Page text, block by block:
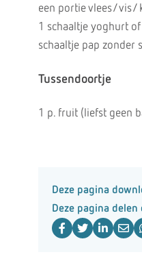
een portie vlees/ vis/
1 schaaltje yoghurt
schaaltje pap zonder
Tussendoortje
1 p. fruit (liefst geen
Deze pagina
Deze pagina delen